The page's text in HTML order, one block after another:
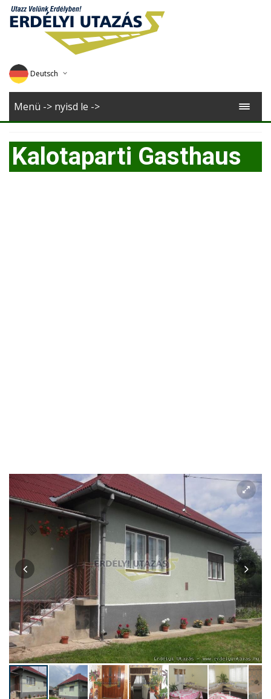
Deutsch
English
Romana
Menü -> nyisd le ->
Kalotaparti Gasthaus